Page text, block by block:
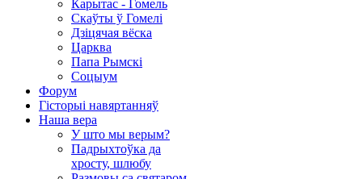
Карытас - Гомель
Скаўты ў Гомелі
Дзіцячая вёска
Царква
Папа Рымскі
Соцыум
Форум
Гісторыі навяртанняў
Наша вера
У што мы верым?
Падрыхтоўка да
хросту, шлюбу